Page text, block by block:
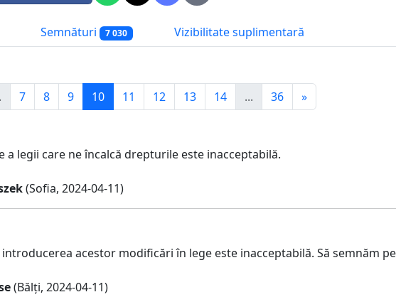
Semnături 7 030 Vizibilitate suplimentară
7 8 9 10 11 12 13 14 ... 36 »
a legii care ne încalcă drepturile este inacceptabilă.
(Sofia, 2024-04-11)
introducerea acestor modificări în lege este inacceptabilă. Să semnăm
(Bălți, 2024-04-11)